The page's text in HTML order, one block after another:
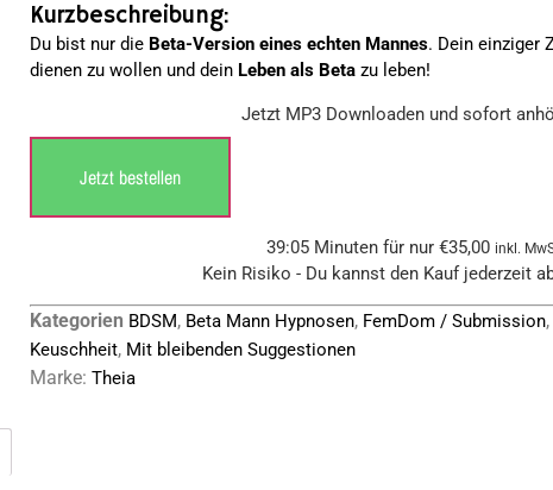
Kurzbeschreibung:
Du bist nur die Beta-Version eines echten Mannes. Dein einziger
dienen zu wollen und dein Leben als Beta zu leben!
Jetzt MP3 Downloaden und sofort
Jetzt bestellen
39:05 Minuten für nur €35,00 inkl.
Kein Risiko - Du kannst den Kauf jederzeit
Kategorien BDSM, Beta Mann Hypnosen, FemDom / Submission,
Keuschheit, Mit bleibenden Suggestionen
Marke: Theia